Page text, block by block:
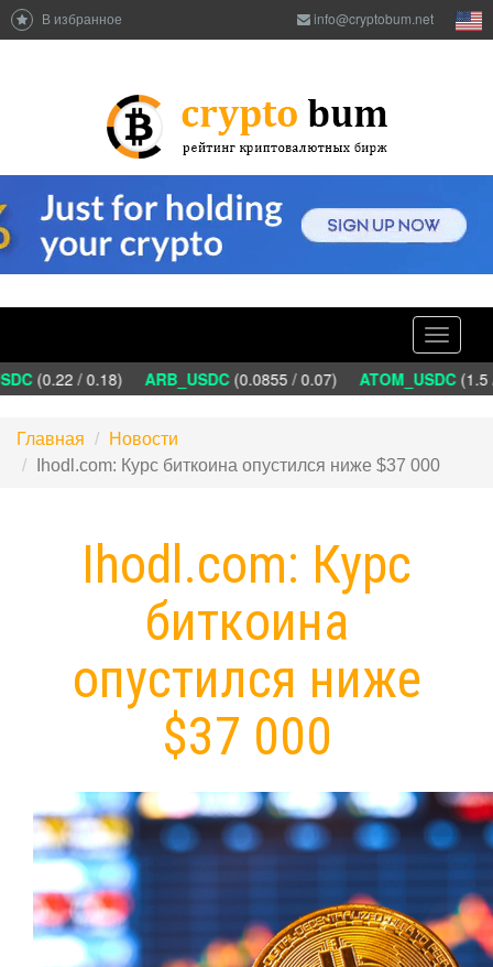
В избранное info@cryptobum.net
Toggle
(0.22 / 0.18) ARB_USDC(0.0855 / 0.07) ATOM_USDC(1.5
Главная
Новости
Ihodl.com: Курс биткоина опустился ниже $37 000
Ihodl.com: Курс
биткоина
опустился ниже
$37 000